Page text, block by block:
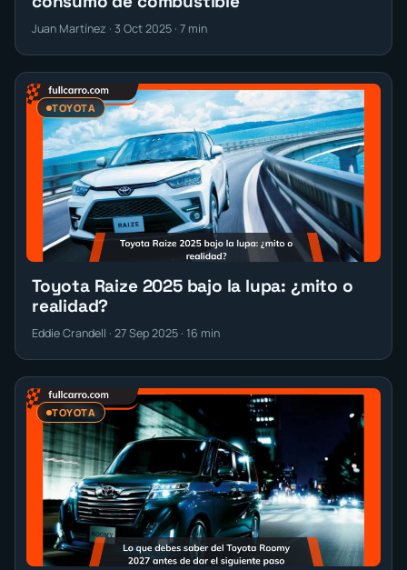
Juan Martínez · 3 Oct 2025 · 7 min
TOYOTA
Toyota Raize 2025 bajo la lupa: ¿mito o
realidad?
Eddie Crandell · 27 Sep 2025 · 16 min
TOYOTA